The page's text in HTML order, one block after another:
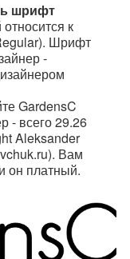
шрифт
к
Шрифт
-
GardensC
- всего 29.26
Aleksander
Вам
он платный.